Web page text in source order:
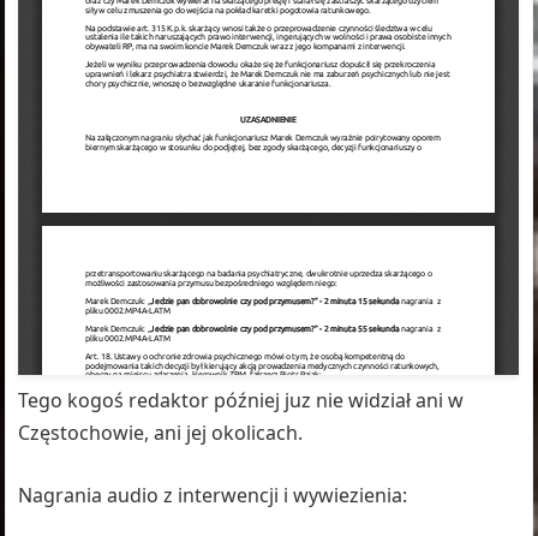
Tego kogoś redaktor później juz nie widział ani w
Częstochowie, ani jej okolicach.
Nagrania audio z interwencji i wywiezienia: